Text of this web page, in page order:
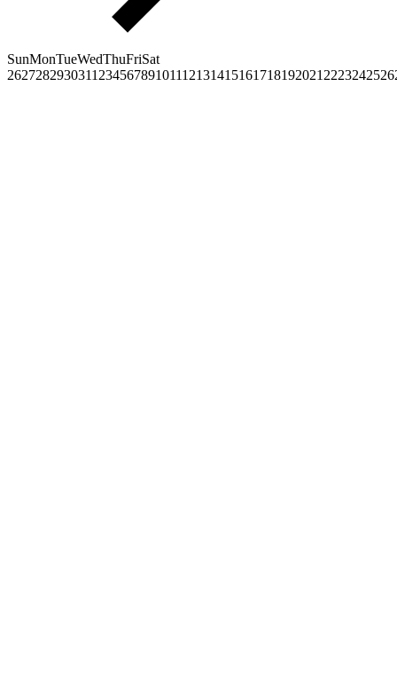
SunMonTueWedThuFriSat
2627282930311 23456789101112131415161718192021 2223242526